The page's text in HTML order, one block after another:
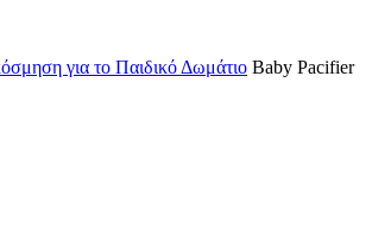
για το Παιδικό Δωμάτιο Baby Pacifier